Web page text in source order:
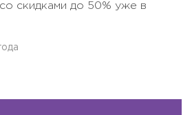
скидками до 50% уже в